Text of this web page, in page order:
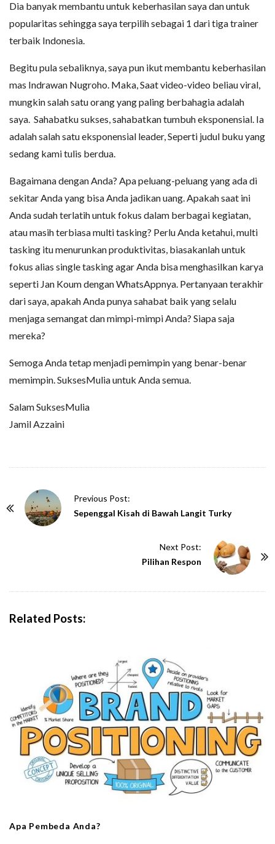
Dia banyak membantu untuk keberhasilan saya dan untuk
popularitas sehingga saya terpilih sebagai 1 dari tiga trainer
terbaik Indonesia.
Begitu pula sebaliknya, saya pun ikut membantu keberhasilan
mas Indrawan Nugroho. Maka, Saat video-video beliau viral,
mungkin salah satu orang yang paling berbahagia adalah
saya. Sahabatku sukses, sahabatkan tumbuh eksponensial. Ia
adalah salah satu eksponensial leader, Seperti judul buku yang
sedang kami tulis berdua.
Bagaimana dengan Anda? Apa peluang-peluang yang ada di
sekitar Anda yang bisa Anda jadikan uang. Apakah saat ini
Anda sudah terlatih untuk fokus dalam berbagai kegiatan,
atau masih terbiasa multi tasking? Perlu Anda ketahui, multi
tasking itu menurunkan produktivitas, biasakanlah untuk
fokus alias single tasking agar Anda bisa menghasilkan karya
seperti Jan Koum dengan WhatsAppnya. Pertanyaan terakhir
dari saya, apakah Anda punya sahabat baik yang selalu
menjaga semangat dan mimpi-mimpi Anda? Siapa saja
mereka?
Semoga Anda tetap menjadi pemimpin yang benar-benar
memimpin. SuksesMulia untuk Anda semua.
Salam SuksesMulia
Jamil Azzaini
Previous Post:
Sepenggal Kisah di Bawah Langit Turky
Next Post:
Pilihan Respon
Related Posts:
Apa Pembeda Anda?